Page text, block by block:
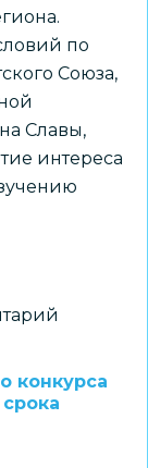
по
Союза,
Славы,
интереса
конкурса